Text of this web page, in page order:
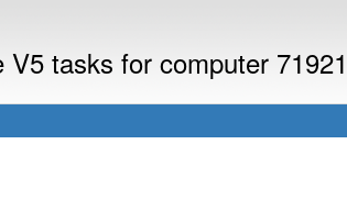
tasks for computer